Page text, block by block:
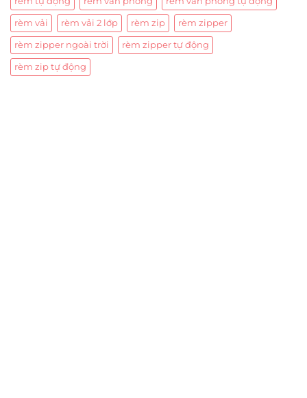
rèm vải rèm vải 2 lớp rèm zip rèm zipper
rèm zipper ngoài trời rèm zipper tự động
rèm zip tự động